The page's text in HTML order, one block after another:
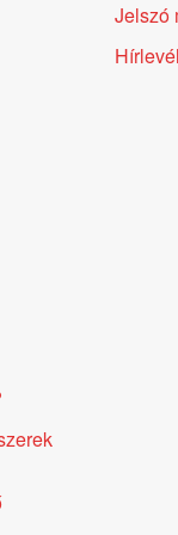
Jelszó
Hírlevél